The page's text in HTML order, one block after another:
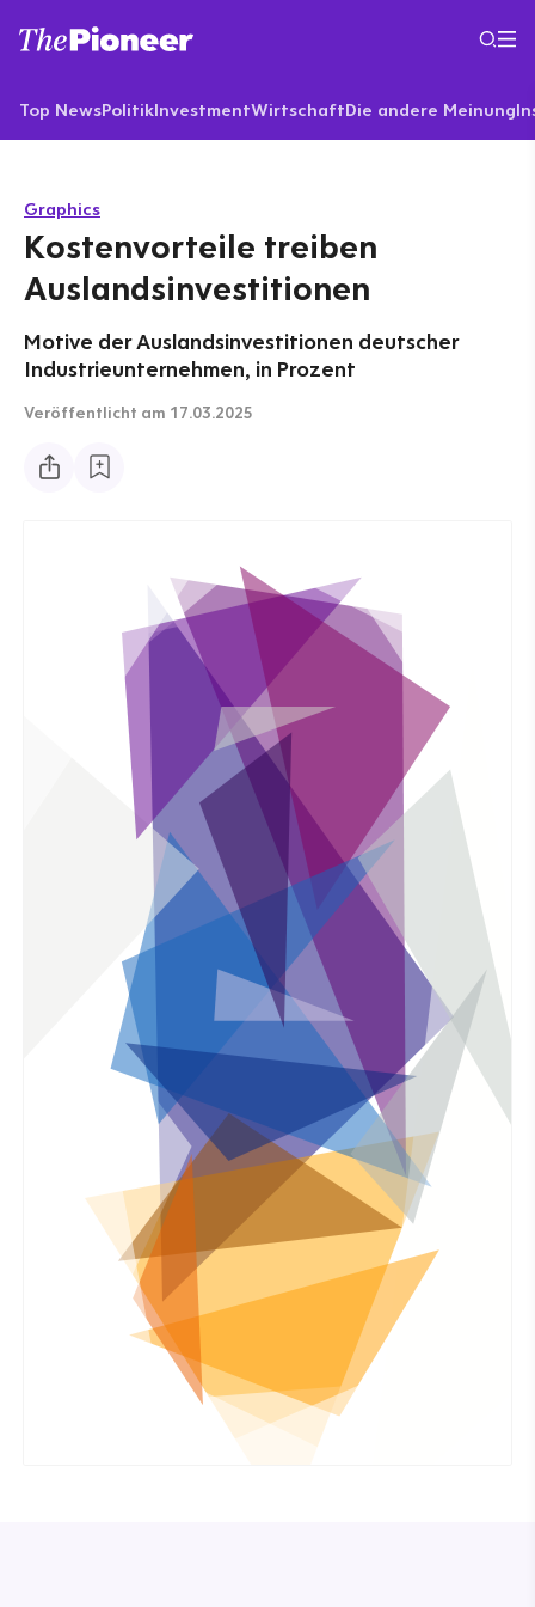
Top NewsPolitikInvestmentWirtschaftDie andere Meinung
Graphics
Kostenvorteile treiben
Auslandsinvestitionen
Motive der Auslandsinvestitionen deutscher
Industrieunternehmen, in Prozent
Veröffentlicht am 17.03.2025